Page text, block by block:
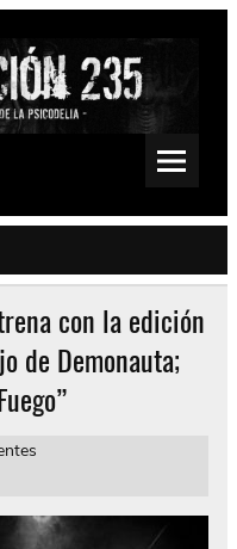
Fuzz, Space, Drone
con la edición
de Demonauta;